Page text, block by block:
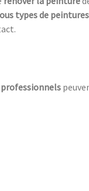
types de peintures